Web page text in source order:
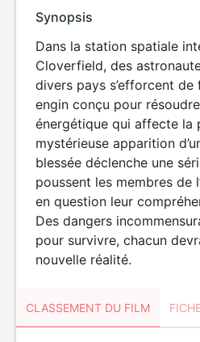
Synopsis
Dans la station spatiale
Cloverfield, des
divers pays s’efforcent
engin conçu pour
énergétique qui affecte la
mystérieuse apparition
blessée déclenche une
poussent les membres de
en question leur
Des dangers
pour survivre, chacun
nouvelle réalité.
CLASSEMENT DU FILM